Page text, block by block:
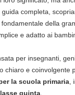
completa,
fondamentale della
e adatto ai
per insegnanti,
chiaro e coinvolgente
la scuola primaria
quinta